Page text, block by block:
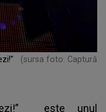
(sursa foto: Captură
este unul